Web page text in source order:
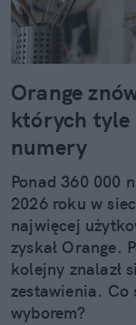
Orange
których tyle
numery
Ponad 360 000
2026 roku w
najwięcej
zyskał Orange.
kolejny znalazł
zestawienia. Co
wyborem?